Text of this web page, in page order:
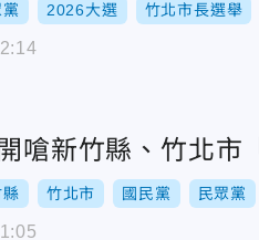
黨 2026大選 竹北市長選舉
嗆新竹縣、竹北
竹北市 國民黨 民眾黨